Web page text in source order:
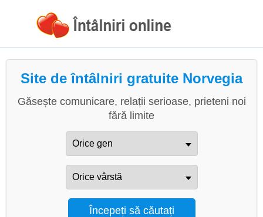
Site de întâlniri gratuite Norvegia
Găsește comunicare, relații serioase, prieteni noi
fără limite